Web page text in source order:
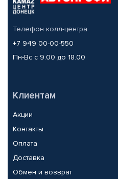
Телефон колл-центра
+7 949 00-00-550
Пн-Вс с 9.00 до 18.00
Клиентам
Акции
Контакты
Оплата
Доставка
Обмен и возврат